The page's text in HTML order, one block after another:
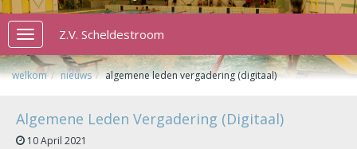
Toggle
navigation
Z.V. Scheldestroom
welkom nieuws algemene leden vergadering (digitaal)
Algemene Leden Vergadering (Digitaal)
10 April 2021